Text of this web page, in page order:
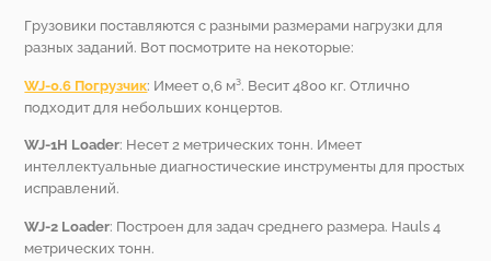
Грузовики поставляются с разными размерами нагрузки для
разных заданий. Вот посмотрите на некоторые:
WJ-0.6 Погрузчик: Имеет 0,6 м³. Весит 4800 кг. Отлично
подходит для небольших концертов.
WJ-1H Loader: Несет 2 метрических тонн. Имеет
интеллектуальные диагностические инструменты для простых
исправлений.
WJ-2 Loader: Построен для задач среднего размера. Hauls 4
метрических тонн.